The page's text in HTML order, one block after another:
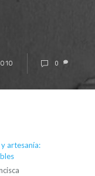
0
artesanía: